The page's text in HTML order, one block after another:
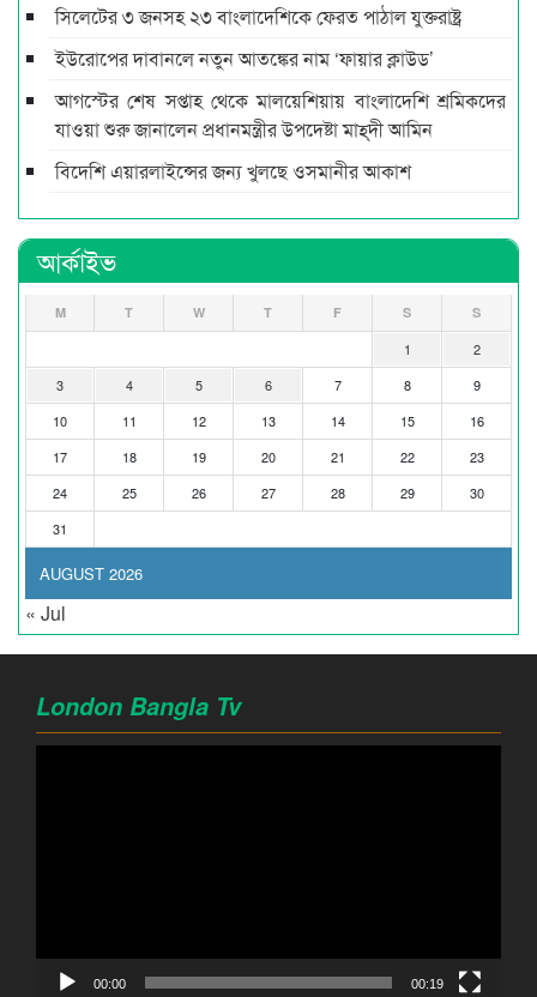
সিলেটের ৩ জনসহ ২৩ বাংলাদেশিকে ফেরত পাঠাল যুক্তরাষ্ট্র
ইউরোপের দাবানলে নতুন আতঙ্কের নাম ‘ফায়ার ক্লাউড’
আগস্টের শেষ সপ্তাহ থেকে মালয়েশিয়ায় বাংলাদেশি শ্রমিকদের
যাওয়া শুরু জানালেন প্রধানমন্ত্রীর উপদেষ্টা মাহ্‌দী আমিন
বিদেশি এয়ারলাইন্সের জন্য খুলছে ওসমানীর আকাশ
আর্কাইভ
AUGUST 2026
M T W T F S S
1
2
3
4 5 6 7 8
9
10
11 12 13 14 15
16
17
18 19 20 21 22
23
24
25 26 27 28 29
30
31
« Jul
London Bangla Tv
00:00 00:19